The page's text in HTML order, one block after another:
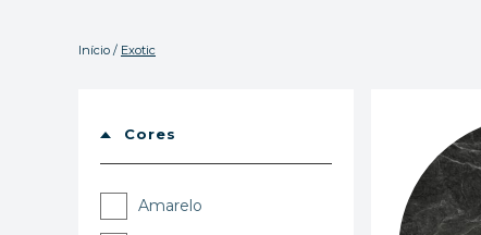
Início / Exotic
Cores
Amarelo